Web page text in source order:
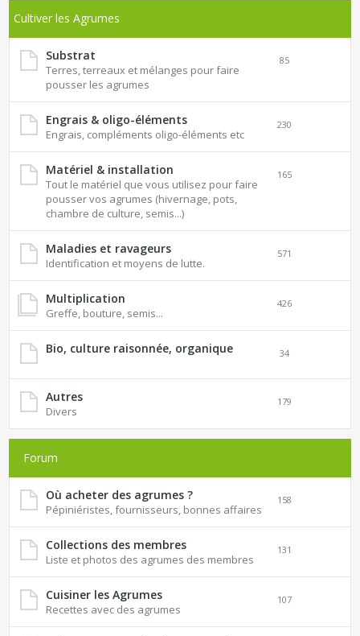
Cultiver les Agrumes
Substrat
Terres, terreaux et mélanges pour faire
pousser les agrumes
85
Engrais & oligo-éléments
Engrais, compléments oligo-éléments etc
230
Matériel & installation
Tout le matériel que vous utilisez pour faire
pousser vos agrumes (hivernage, pots,
chambre de culture, semis...)
165
Maladies et ravageurs
Identification et moyens de lutte.
571
Multiplication
Greffe, bouture, semis...
426
Bio, culture raisonnée, organique 34
Autres
Divers
179
Forum
Où acheter des agrumes ?
Pépiniéristes, fournisseurs, bonnes affaires
158
Collections des membres
Liste et photos des agrumes des membres
131
Cuisiner les Agrumes
Recettes avec des agrumes
107